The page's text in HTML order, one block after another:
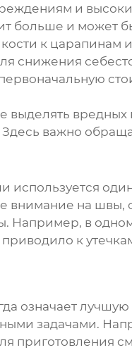
и
больше и может
к царапинам
снижения
выделять
Здесь важно
внимание на
Например, в
к
означает лучшую
задачами.
приготовления